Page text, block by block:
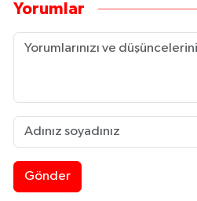
Yorumlar
Gönder